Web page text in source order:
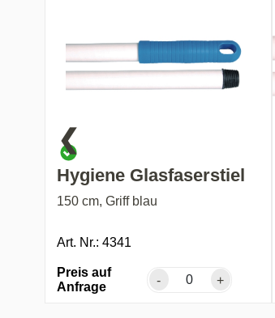
Hygiene Glasfaserstiel
150 cm, Griff blau
Art. Nr.: 4341
Preis auf
Anfrage
- +
❮